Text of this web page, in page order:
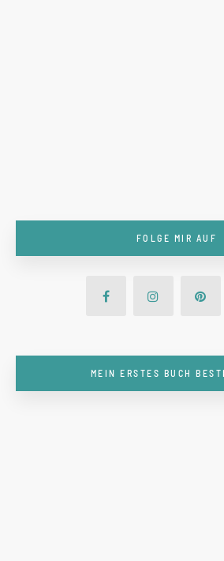
FOLGE MIR AUF
MEIN ERSTES BUCH